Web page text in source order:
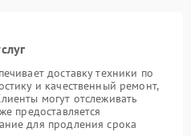
доставку техники по
и качественный ремонт,
могут отслеживать
предоставляется
для продления срока